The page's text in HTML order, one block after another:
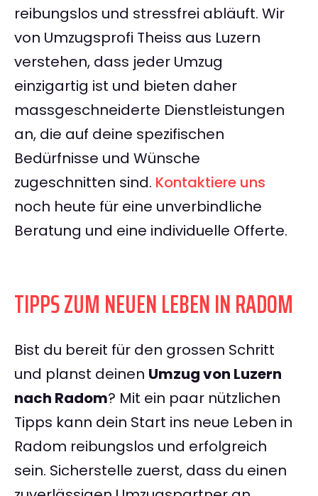
reibungslos und stressfrei abläuft. Wir
von Umzugsprofi Theiss aus Luzern
verstehen, dass jeder Umzug
einzigartig ist und bieten daher
massgeschneiderte Dienstleistungen
an, die auf deine spezifischen
Bedürfnisse und Wünsche
zugeschnitten sind. Kontaktiere uns
noch heute für eine unverbindliche
Beratung und eine individuelle Offerte.
TIPPS ZUM NEUEN LEBEN IN RADOM
Bist du bereit für den grossen Schritt
und planst deinen Umzug von Luzern
nach Radom? Mit ein paar nützlichen
Tipps kann dein Start ins neue Leben in
Radom reibungslos und erfolgreich
sein. Sicherstelle zuerst, dass du einen